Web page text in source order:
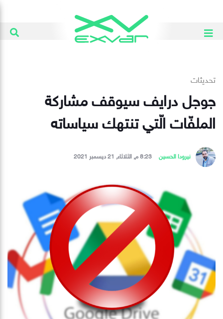
تحديثات
جوجل درايف سيوقف مشاركة
الملفّات الّتي تنتهك سياساته
نيرودا الحسين 8:23 م, الثلاثاء, 21 ديسمبر 2021